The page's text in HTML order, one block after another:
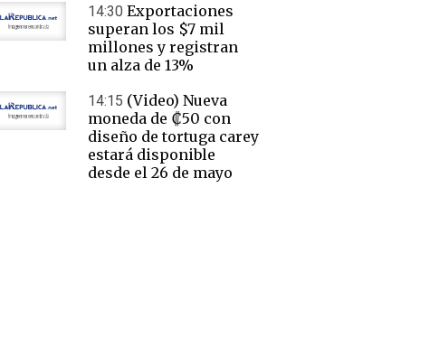
14:30 Exportaciones
superan los $7 mil
millones y registran
un alza de 13%
14:15 (Video) Nueva
moneda de ₡50 con
diseño de tortuga carey
estará disponible
desde el 26 de mayo